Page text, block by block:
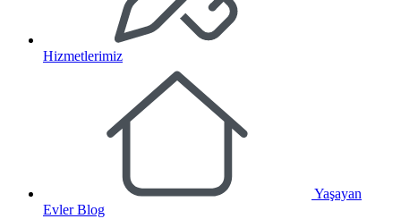
Hizmetlerimiz
Yaşayan
Evler Blog